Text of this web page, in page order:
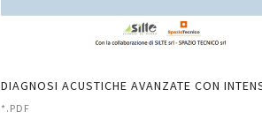
DIAGNOSI ACUSTICHE AVANZATE CON
*.PDF